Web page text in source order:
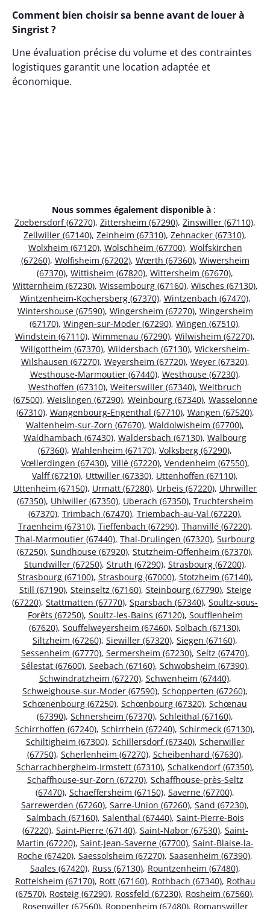
Comment bien choisir sa benne avant de louer à
Singrist ?
Une évaluation précise du volume et des contraintes
logistiques garantit une location adaptée et
économique.
Nous sommes également disponible à :
Zoebersdorf (67270), Zittersheim (67290), Zinswiller (67110),
Zellwiller (67140), Zeinheim (67310), Zehnacker (67310),
Wolxheim (67120), Wolschheim (67700), Wolfskirchen
(67260), Wolfisheim (67202), Wœrth (67360), Wiwersheim
(67370), Wittisheim (67820), Wittersheim (67670),
Witternheim (67230), Wissembourg (67160), Wisches (67130),
Wintzenheim-Kochersberg (67370), Wintzenbach (67470),
Wintershouse (67590), Wingersheim (67270), Wingersheim
(67170), Wingen-sur-Moder (67290), Wingen (67510),
Windstein (67110), Wimmenau (67290), Wilwisheim (67270),
Willgottheim (67370), Wildersbach (67130), Wickersheim-
Wilshausen (67270), Weyersheim (67720), Weyer (67320),
Westhouse-Marmoutier (67440), Westhouse (67230),
Westhoffen (67310), Weiterswiller (67340), Weitbruch
(67500), Weislingen (67290), Weinbourg (67340), Wasselonne
(67310), Wangenbourg-Engenthal (67710), Wangen (67520),
Waltenheim-sur-Zorn (67670), Waldolwisheim (67700),
Waldhambach (67430), Waldersbach (67130), Walbourg
(67360), Wahlenheim (67170), Volksberg (67290),
Vœllerdingen (67430), Villé (67220), Vendenheim (67550),
Valff (67210), Uttwiller (67330), Uttenhoffen (67110),
Uttenheim (67150), Urmatt (67280), Urbeis (67220), Uhrwiller
(67350), Uhlwiller (67350), Uberach (67350), Truchtersheim
(67370), Trimbach (67470), Triembach-au-Val (67220),
Traenheim (67310), Tieffenbach (67290), Thanvillé (67220),
Thal-Marmoutier (67440), Thal-Drulingen (67320), Surbourg
(67250), Sundhouse (67920), Stutzheim-Offenheim (67370),
Stundwiller (67250), Struth (67290), Strasbourg (67200),
Strasbourg (67100), Strasbourg (67000), Stotzheim (67140),
Still (67190), Steinseltz (67160), Steinbourg (67790), Steige
(67220), Stattmatten (67770), Sparsbach (67340), Soultz-sous-
Forêts (67250), Soultz-les-Bains (67120), Soufflenheim
(67620), Souffelweyersheim (67460), Solbach (67130),
Siltzheim (67260), Siewiller (67320), Siegen (67160),
Sessenheim (67770), Sermersheim (67230), Seltz (67470),
Sélestat (67600), Seebach (67160), Schwobsheim (67390),
Schwindratzheim (67270), Schwenheim (67440),
Schweighouse-sur-Moder (67590), Schopperten (67260),
Schœnenbourg (67250), Schœnbourg (67320), Schœnau
(67390), Schnersheim (67370), Schleithal (67160),
Schirrhoffen (67240), Schirrhein (67240), Schirmeck (67130),
Schiltigheim (67300), Schillersdorf (67340), Scherwiller
(67750), Scherlenheim (67270), Scheibenhard (67630),
Scharrachbergheim-Irmstett (67310), Schalkendorf (67350),
Schaffhouse-sur-Zorn (67270), Schaffhouse-près-Seltz
(67470), Schaeffersheim (67150), Saverne (67700),
Sarrewerden (67260), Sarre-Union (67260), Sand (67230),
Salmbach (67160), Salenthal (67440), Saint-Pierre-Bois
(67220), Saint-Pierre (67140), Saint-Nabor (67530), Saint-
Martin (67220), Saint-Jean-Saverne (67700), Saint-Blaise-la-
Roche (67420), Saessolsheim (67270), Saasenheim (67390),
Saales (67420), Russ (67130), Rountzenheim (67480),
Rottelsheim (67170), Rott (67160), Rothbach (67340), Rothau
(67570), Rosteig (67290), Rossfeld (67230), Rosheim (67560),
Rosenwiller (67560), Roppenheim (67480), Romanswiller